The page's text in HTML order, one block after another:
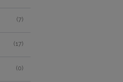
(7)
(17)
(0)